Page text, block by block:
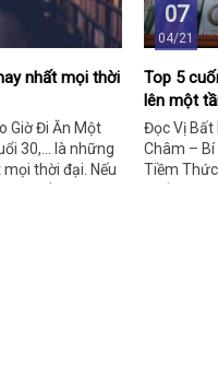
nhất mọi thời
Giờ Đi Ăn Một
30,... là những
thời đại. Nếu
07
04/21
Top 5
lên một
Đọc Vị Bất
Châm – Bí
Tiềm